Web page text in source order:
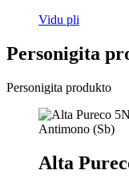
Vidu pli
Personigita
Personigita produkto
Alta